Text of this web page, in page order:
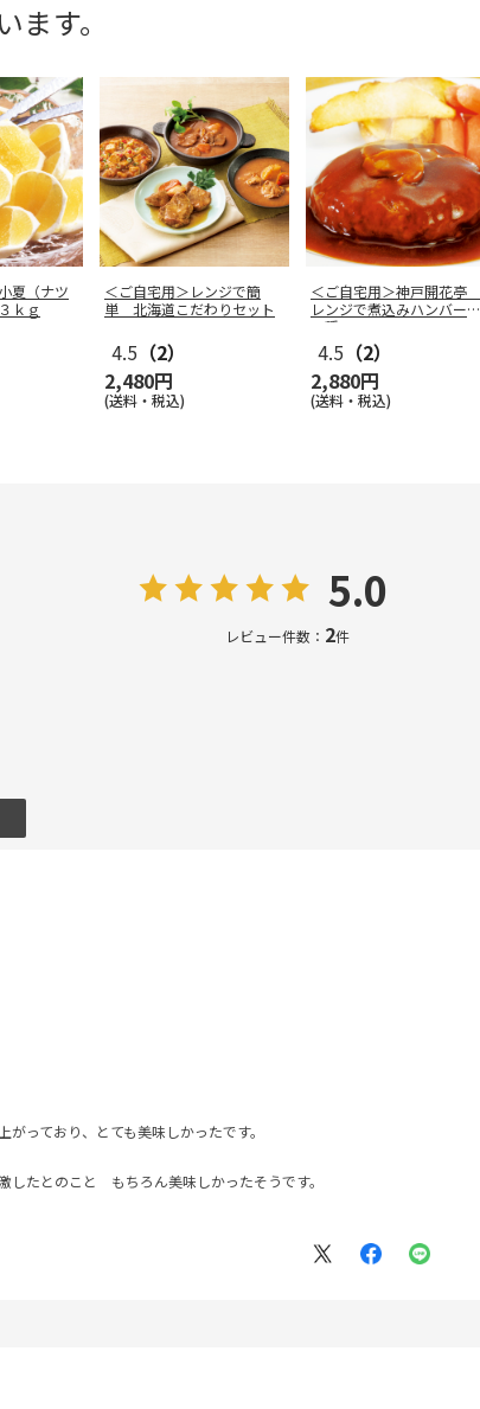
す。
夏（ナツ
ｋｇ
＜ご自宅用＞レンジで簡
単 北海道こだわりセット
4.5 （2）
2,480円
(送料・税込)
＜ご自宅用＞神戸開花亭
レンジで煮込みハンバーグ
２種
4.5 （2）
2,880円
(送料・税込)
5.0
レビュー件数： 2件
っており、とても美味しかったです。
したとのこと もちろん美味しかったそうです。